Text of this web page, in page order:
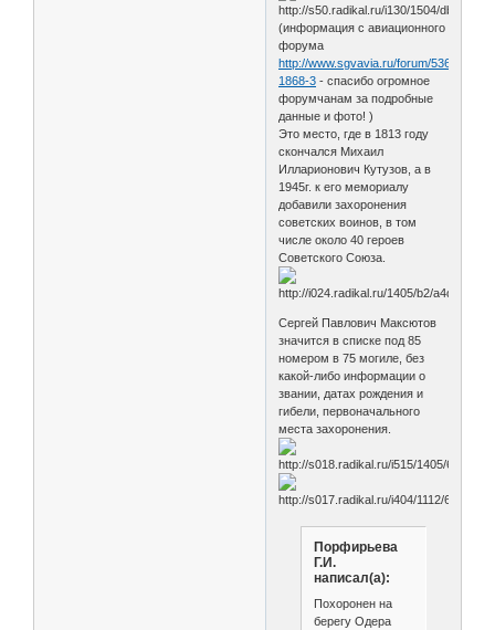
(информация с авиационного
форума
http://www.sgvavia.ru/forum/536-
1868-3 - спасибо огромное
форумчанам за подробные
данные и фото! )
Это место, где в 1813 году
скончался Михаил
Илларионович Кутузов, а в
1945г. к его мемориалу
добавили захоронения
советских воинов, в том
числе около 40 героев
Советского Союза.
Сергей Павлович Максютов
значится в списке под 85
номером в 75 могиле, без
какой-либо информации о
звании, датах рождения и
гибели, первоначального
места захоронения.
Порфирьева
Г.И.
написал(а):
Похоронен на
берегу Одера